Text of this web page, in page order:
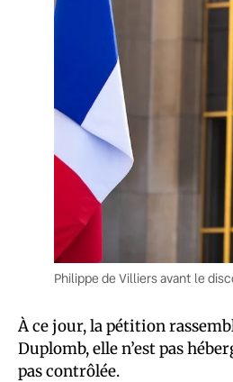
Philippe de Villiers avant le
À ce jour, la pétition
Duplomb, elle n’est pas
pas contrôlée.